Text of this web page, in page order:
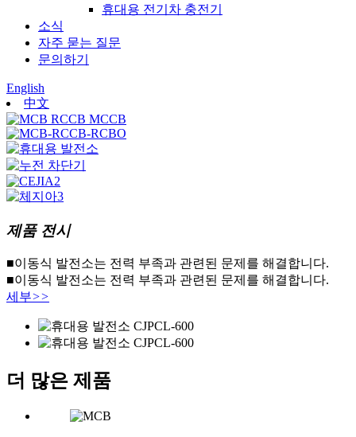
휴대용 전기차 충전기
소식
자주 묻는 질문
문의하기
English
中文
제품 전시
■이동식 발전소는 전력 부족과 관련된 문제를 해결합니다.
■이동식 발전소는 전력 부족과 관련된 문제를 해결합니다.
세부>>
더 많은 제품